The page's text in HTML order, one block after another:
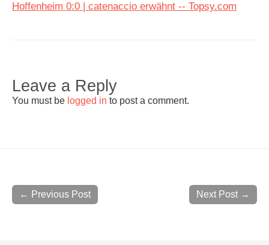
Hoffenheim 0:0 | catenaccio erwähnt -- Topsy.com
Leave a Reply
You must be logged in to post a comment.
Next Post →
← Previous Post